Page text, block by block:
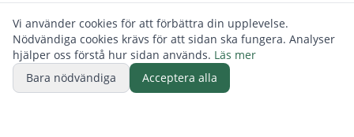
Vi använder cookies för att förbättra din upplevelse.
Nödvändiga cookies krävs för att sidan ska fungera. Analyser
hjälper oss förstå hur sidan används. Läs mer
Bara nödvändiga
Acceptera alla